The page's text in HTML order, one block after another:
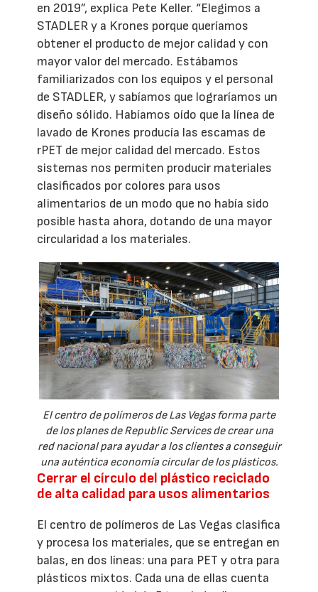
en 2019”, explica Pete Keller. “Elegimos a
STADLER y a Krones porque queríamos
obtener el producto de mejor calidad y con
mayor valor del mercado. Estábamos
familiarizados con los equipos y el personal
de STADLER, y sabíamos que lograríamos un
diseño sólido. Habíamos oído que la línea de
lavado de Krones producía las escamas de
rPET de mejor calidad del mercado. Estos
sistemas nos permiten producir materiales
clasificados por colores para usos
alimentarios de un modo que no había sido
posible hasta ahora, dotando de una mayor
circularidad a los materiales.
El centro de polímeros de Las Vegas forma parte
de los planes de Republic Services de crear una
red nacional para ayudar a los clientes a conseguir
una auténtica economía circular de los plásticos.
Cerrar el círculo del plástico reciclado
de alta calidad para usos alimentarios
El centro de polímeros de Las Vegas clasifica
y procesa los materiales, que se entregan en
balas, en dos líneas: una para PET y otra para
plásticos mixtos. Cada una de ellas cuenta